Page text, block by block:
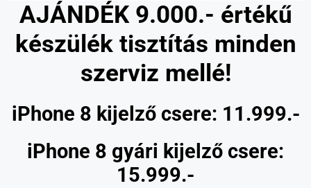
AJÁNDÉK 9.000.- értékű
készülék tisztítás minden
szerviz mellé!
iPhone 8 kijelző csere: 11.999.-
iPhone 8 gyári kijelző csere:
15.999.-